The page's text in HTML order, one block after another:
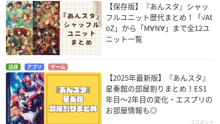
【保存版】『あんスタ』シャッ
フルユニット歴代まとめ！「√At
oZ」から「M∀N∀」まで全12ユ
ニット一覧
話題 アプリ ゲーム
【2025年最新版】『あんスタ』
星奏館の部屋割りまとめ！ES1
年目〜2年目の変化・エスプリの
お部屋情報も◎
3コメント